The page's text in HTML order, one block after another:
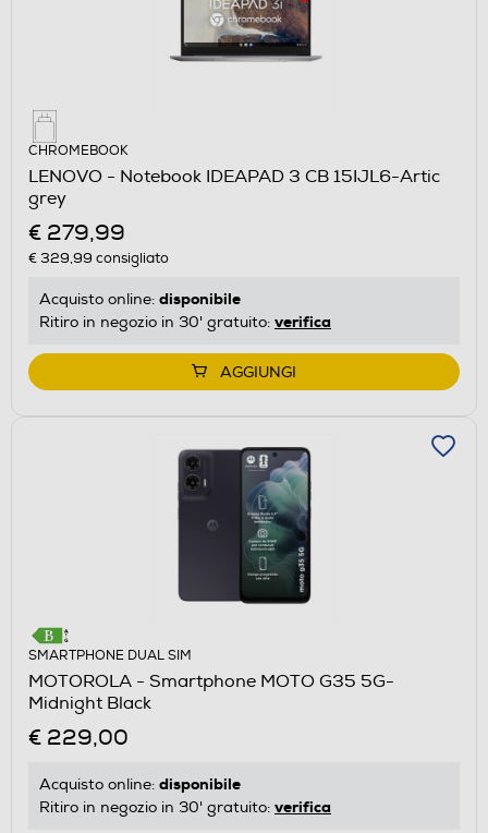
CHROMEBOOK
LENOVO - Notebook IDEAPAD 3 CB 15IJL6-Artic
grey
€ 279,99
€ 329,99 consigliato
Acquisto online: disponibile
Ritiro in negozio in 30' gratuito: verifica
AGGIUNGI
SMARTPHONE DUAL SIM
MOTOROLA - Smartphone MOTO G35 5G-
Midnight Black
€ 229,00
Acquisto online: disponibile
Ritiro in negozio in 30' gratuito: verifica